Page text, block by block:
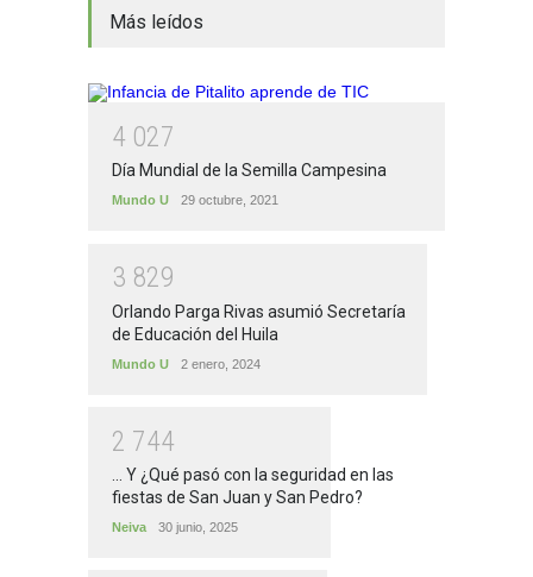
Más leídos
4 027
Día Mundial de la Semilla Campesina
Mundo U 29 octubre, 2021
3 829
Orlando Parga Rivas asumió Secretaría
de Educación del Huila
Mundo U 2 enero, 2024
2 744
... Y ¿Qué pasó con la seguridad en las
fiestas de San Juan y San Pedro?
Neiva 30 junio, 2025